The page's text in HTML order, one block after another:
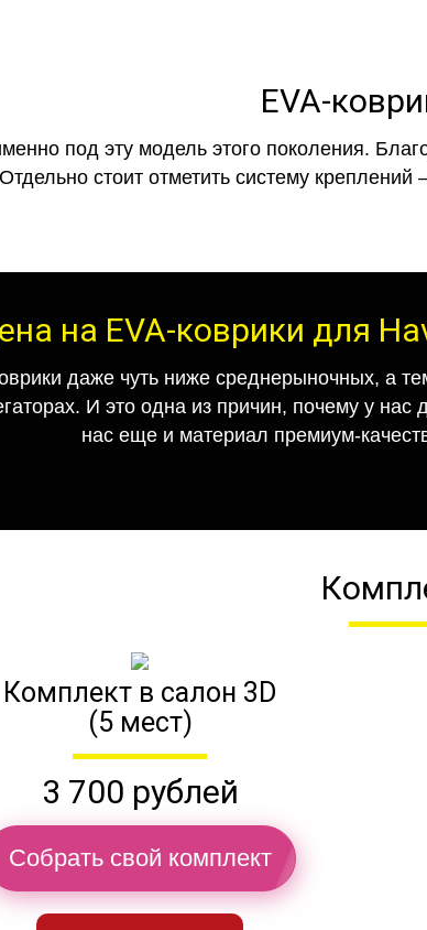
EVA-
под эту модель этого поколения.
стоит отметить систему
на EVA-коврики для
даже чуть ниже среднерыночных, а
И это одна из причин, почему у
нас еще и материал премиум-
Комплект в салон 3D
(5 мест)
3 700 рублей
Собрать свой комплект